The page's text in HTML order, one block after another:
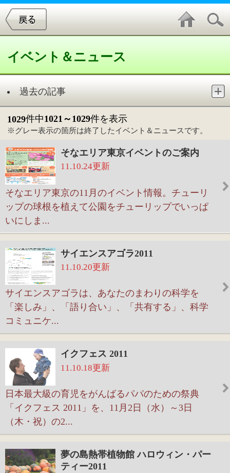
過去の記事
※グレー表示の箇所は終了したイベント＆ニュースです。
そなエリア東京イベントのご案内
11.10.24更新
ップの球根を植えて公園をチューリップでいっぱ
いにしま...
サイエンスアゴラ2011
11.10.20更新
サイエンスアゴラは、あなたのまわりの科学を
「楽しみ」、「語り合い」、「共有する」、科学
イクフェス 2011
11.10.18更新
日本最大級の育児をがんばるパパのための祭典
「イクフェス 2011」を、11月2日（水）～3日
（木・祝）の2...
夢の島熱帯植物館 ハロウィン・パー
ティー2011
今年もハロウィンの季節がやってきました！ 毎年
大人気の夢の島名物・おばけカボチャ展示。今年
もハロ...
5th Anniversary 学びフェスタ パナ
ソニックセンター東京
リスーピア5周年記念イベントのファイナルをしめ
くくる、「学びフェスタ」。 10月最後の週末は、
第18回 豊洲フェスタ開催